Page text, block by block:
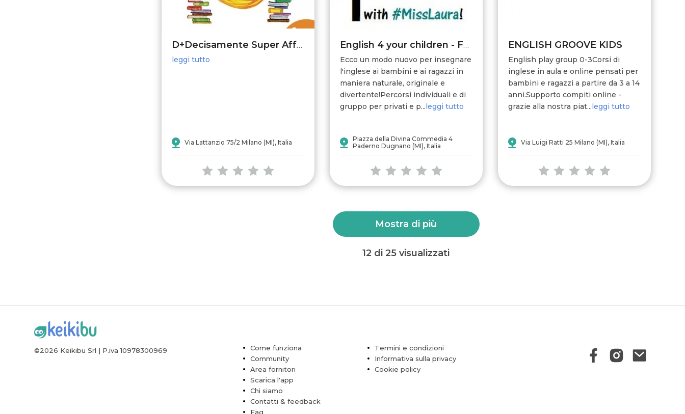
D+Decisamente Super Affascinante
leggi tutto
Via Lattanzio 75/2 Milano (MI), Italia
English 4 your children - Fun ABC
Ecco un modo nuovo per insegnare
l'inglese ai bambini e ai ragazzi in
maniera naturale, originale e
divertente!Percorsi individuali e di
gruppo per privati e p...leggi tutto
Piazza della Divina Commedia 4
Paderno Dugnano (MI), Italia
ENGLISH GROOVE KIDS
English play group 0-3Corsi di
inglese in aula e online pensati per
bambini e ragazzi a partire da 3 a 14
anni.Supporto compiti online -
grazie alla nostra piat...leggi tutto
Via Luigi Ratti 25 Milano (MI), Italia
Mostra di più
12 di 25 visualizzati
©2026 Keikibu Srl | P.iva 10978300969
Come funziona
Community
Area fornitori
Scarica l'app
Chi siamo
Contatti & feedback
Faq
Termini e condizioni
Informativa sulla privacy
Cookie policy